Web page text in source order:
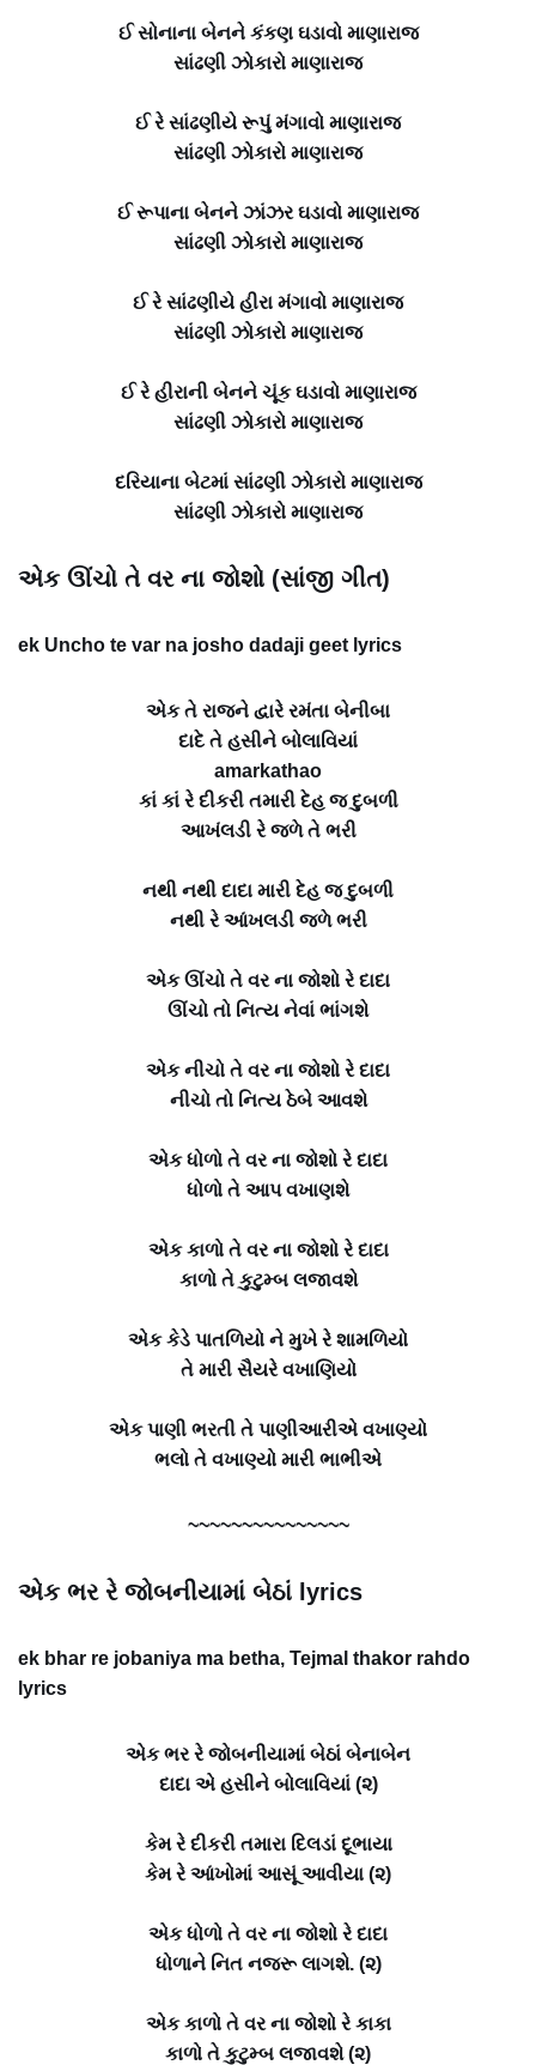
ઈ સોનાના બેનને કંકણ ઘડાવો માણારાજ
સાંઢણી ઝોકારો માણારાજ
ઈ રે સાંઢણીયે રૂપું મંગાવો માણારાજ
સાંઢણી ઝોકારો માણારાજ
ઈ રૂપાના બેનને ઝાંઝર ઘડાવો માણારાજ
સાંઢણી ઝોકારો માણારાજ
ઈ રે સાંઢણીયે હીરા મંગાવો માણારાજ
સાંઢણી ઝોકારો માણારાજ
ઈ રે હીરાની બેનને ચૂંક ઘડાવો માણારાજ
સાંઢણી ઝોકારો માણારાજ
દરિયાના બેટમાં સાંઢણી ઝોકારો માણારાજ
સાંઢણી ઝોકારો માણારાજ
એક ઊંચો તે વર ના જોશો (સાંજી ગીત)
ek Uncho te var na josho dadaji geet lyrics
એક તે રાજને દ્વારે રમંતા બેનીબા
દાદે તે હસીને બોલાવિયાં
amarkathao
કાં કાં રે દીકરી તમારી દેહ જ દુબળી
આખંલડી રે જળે તે ભરી
નથી નથી દાદા મારી દેહ જ દુબળી
નથી રે આંખલડી જળે ભરી
એક ઊંચો તે વર ના જોશો રે દાદા
ઊંચો તો નિત્ય નેવાં ભાંગશે
એક નીચો તે વર ના જોશો રે દાદા
નીચો તો નિત્ય ઠેબે આવશે
એક ધોળો તે વર ના જોશો રે દાદા
ધોળો તે આપ વખાણશે
એક કાળો તે વર ના જોશો રે દાદા
કાળો તે કુટુમ્બ લજાવશે
એક કેડે પાતળિયો ને મુખે રે શામળિયો
તે મારી સૈયરે વખાણિયો
એક પાણી ભરતી તે પાણીઆરીએ વખાણ્યો
ભલો તે વખાણ્યો મારી ભાભીએ
~~~~~~~~~~~~~~~
એક ભર રે જોબનીયામાં બેઠાં lyrics
ek bhar re jobaniya ma betha, Tejmal thakor rahdo
lyrics
એક ભર રે જોબનીયામાં બેઠાં બેનાબેન
દાદા એ હસીને બોલાવિયાં (૨)
કેમ રે દીકરી તમારા દિલડાં દૂભાયા
કેમ રે આંખોમાં આસૂં આવીયા (૨)
એક ધોળો તે વર ના જોશો રે દાદા
ધોળાને નિત નજરૂ લાગશે. (૨)
એક કાળો તે વર ના જોશો રે કાકા
કાળો તે કુટુમ્બ લજાવશે (૨)